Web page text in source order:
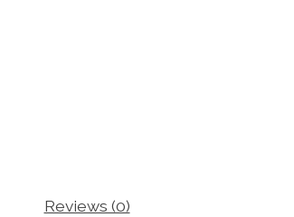
Reviews (0)